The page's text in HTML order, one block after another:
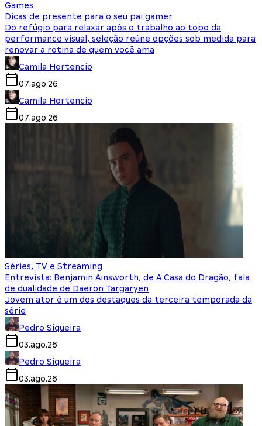
Games
Dicas de presente para o seu pai gamer
Do refúgio para relaxar após o trabalho ao topo da
performance visual, seleção reúne opções sob medida para
renovar a rotina de quem você ama
Camila Hortencio
07.ago.26
Camila Hortencio
07.ago.26
Séries, TV e Streaming
Entrevista: Benjamin Ainsworth, de A Casa do Dragão, fala
de dualidade de Daeron Targaryen
Jovem ator é um dos destaques da terceira temporada da
série
Pedro Siqueira
03.ago.26
Pedro Siqueira
03.ago.26